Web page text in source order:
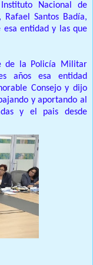
Nacional de
Rafael Santos Badía,
esa entidad y las que
de la Policía Militar
años esa entidad
Consejo y dijo
y aportando al
y el pais desde